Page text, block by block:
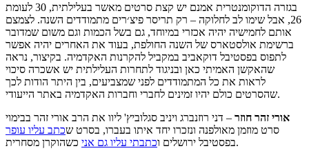
בגזרה הדוקומנטרית אמנם יש קצת סרטים מאשר בעלילתית, 30 לעומת
26, אבל שימו לב לחלוקה – רק תריסר פיצ׳רים מתמודדים השנה. לצמצם
אותם לחמישיה יהיה אכזרי במיוחד, גם בשל הכמות וגם משום שמדובר
ברשימת אולסטארס של השנה החולפת, בעוד את האחרים יהיה אפשר
לתפוס בפסטיבל דוקאביב במקביל להקרנות האקדמיה. בקיצור, נראה
שהאקשן האמיתי כאן ובניגוד לתחרות העלילתית יש אשכרה סיכוי
לראות את כל המתמודדים לפני שמצביעים, בין היתר הודות לכך
שהסרטים כולם יהיו זמינים לחברי וחברות האקדמיה באתר הייעודי.
אורי זהר חוזר – דני רוזנברג ויניב סגלוביץ' ליוו את הרב אורי זהר בבימוי
סרט מוזמן מאולפנה ונזכרו יחד איתו בעברו, בסרט שכתב עליו עופר
בפסטיבל ירושלים וכתבתי עליו גם אני
כשהוקרן מסחרית.